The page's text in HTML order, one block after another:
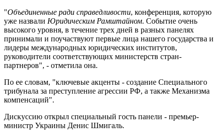
"Объединенные ради справедливости, конференция, которую
уже назвали Юридическим Рамштайном. Событие очень
высокого уровня, в течение трех дней в разных панелях
принимали и поучаствуют первые лица нашего государства и
лидеры международных юридических институтов,
руководители соответствующих министерств стран-
партнеров", - отметила она.
По ее словам, "ключевые акценты - создание Специального
трибунала за преступление агрессии РФ, а также Механизма
компенсаций".
Дискуссию открыл специальный гость панели - премьер-
министр Украины Денис Шмигаль.